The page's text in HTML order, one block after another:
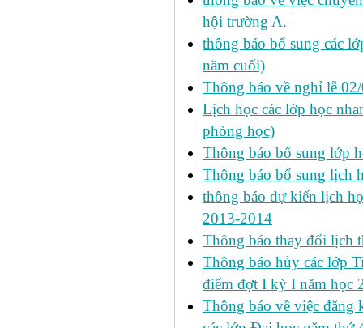
hội trường A.
thông báo bổ sung các
năm cuối)
Thông báo về nghỉ lễ
Lịch học các lớp học
phòng học)
Thông báo bổ sung lớp
Thông báo bổ sung
thông báo dự kiến lịch
2013-2014
Thông báo thay đổi lịch
Thông báo hủy các lớp
điểm đợt I kỳ I năm học
Thông báo về việc đăng